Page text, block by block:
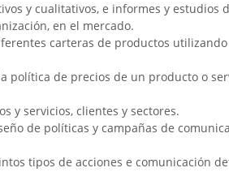
y cualitativos, e informes y estudios
en el mercado.
carteras de productos
política de precios de un producto o
y servicios, clientes y sectores.
de políticas y campañas de
tipos de acciones e comunicación